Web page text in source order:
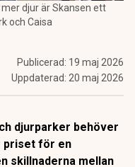
djur är Skansen ett
och Caisa
Publicerad: 19 maj 2026
Uppdaterad: 20 maj 2026
djurparker behöver
priset för en
skillnaderna mellan